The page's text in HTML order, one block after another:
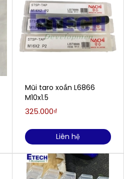
Mũi taro xoắn L6866
M10x1.5
325.000₫
Liên hệ